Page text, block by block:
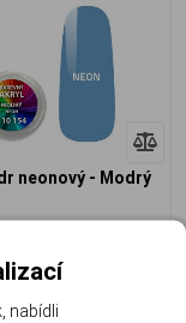
neonový - Modrý
nabídli